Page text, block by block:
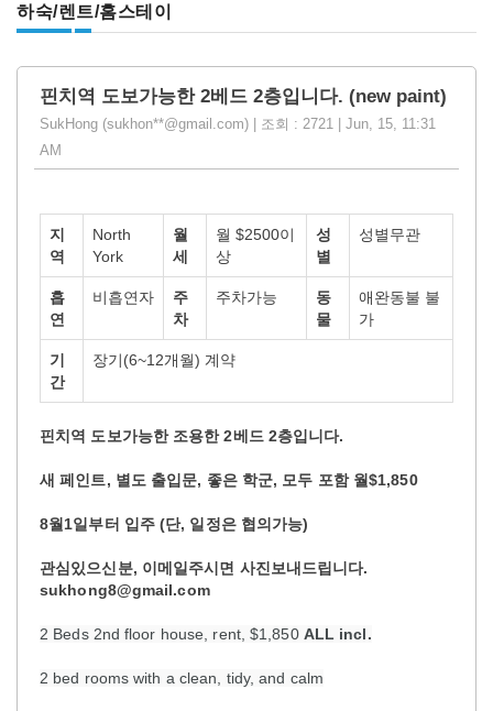
하숙/렌트/홈스테이
핀치역 도보가능한 2베드 2층입니다. (new paint)
SukHong (sukhon**@gmail.com) | 조회 : 2721 | Jun, 15, 11:31
AM
지
역
North
York
월
세
월 $2500이
상
성
별
성별무관
흡
연
비흡연자
주
차
주차가능
동
물
애완동불 불
가
기
간
장기(6~12개월) 계약
핀치역 도보가능한 조용한2베드2층입니다.
새 페인트, 별도 출입문, 좋은 학군, 모두 포함 월$1,850
8월1일부터 입주(단, 일정은 협의가능)
관심있으신분, 이메일주시면 사진보내드립니다.
sukhong8@gmail.com
2 Beds 2nd floor house, rent, $1,850 ALL incl.
2 bed rooms with a clean, tidy, and calm